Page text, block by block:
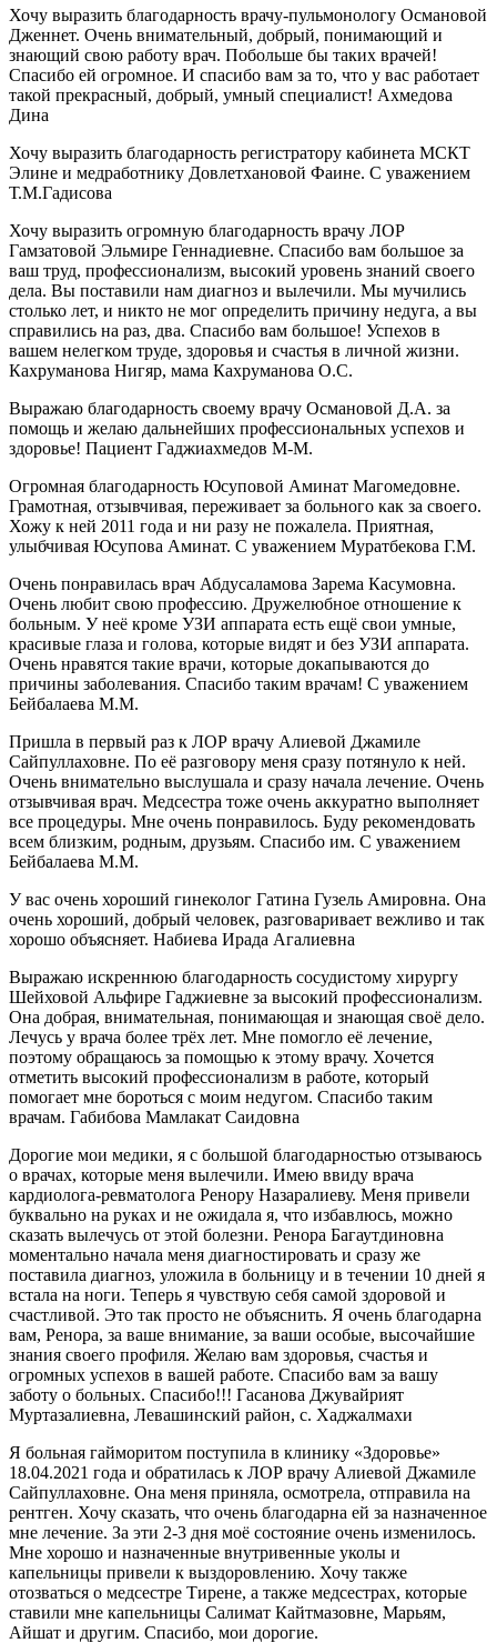
Хочу выразить благодарность врачу-пульмонологу Османовой
Дженнет. Очень внимательный, добрый, понимающий и
знающий свою работу врач. Побольше бы таких врачей!
Спасибо ей огромное. И спасибо вам за то, что у вас работает
такой прекрасный, добрый, умный специалист! Ахмедова
Дина
Хочу выразить благодарность регистратору кабинета МСКТ
Элине и медработнику Довлетхановой Фаине. С уважением
Т.М.Гадисова
Хочу выразить огромную благодарность врачу ЛОР
Гамзатовой Эльмире Геннадиевне. Спасибо вам большое за
ваш труд, профессионализм, высокий уровень знаний своего
дела. Вы поставили нам диагноз и вылечили. Мы мучились
столько лет, и никто не мог определить причину недуга, а вы
справились на раз, два. Спасибо вам большое! Успехов в
вашем нелегком труде, здоровья и счастья в личной жизни.
Кахруманова Нигяр, мама Кахруманова О.С.
Выражаю благодарность своему врачу Османовой Д.А. за
помощь и желаю дальнейших профессиональных успехов и
здоровье! Пациент Гаджиахмедов М-М.
Огромная благодарность Юсуповой Аминат Магомедовне.
Грамотная, отзывчивая, переживает за больного как за своего.
Хожу к ней 2011 года и ни разу не пожалела. Приятная,
улыбчивая Юсупова Аминат. С уважением Муратбекова Г.М.
Очень понравилась врач Абдусаламова Зарема Касумовна.
Очень любит свою профессию. Дружелюбное отношение к
больным. У неё кроме УЗИ аппарата есть ещё свои умные,
красивые глаза и голова, которые видят и без УЗИ аппарата.
Очень нравятся такие врачи, которые докапываются до
причины заболевания. Спасибо таким врачам! С уважением
Бейбалаева М.М.
Пришла в первый раз к ЛОР врачу Алиевой Джамиле
Сайпуллаховне. По её разговору меня сразу потянуло к ней.
Очень внимательно выслушала и сразу начала лечение. Очень
отзывчивая врач. Медсестра тоже очень аккуратно выполняет
все процедуры. Мне очень понравилось. Буду рекомендовать
всем близким, родным, друзьям. Спасибо им. С уважением
Бейбалаева М.М.
У вас очень хороший гинеколог Гатина Гузель Амировна. Она
очень хороший, добрый человек, разговаривает вежливо и так
хорошо объясняет. Набиева Ирада Агалиевна
Выражаю искреннюю благодарность сосудистому хирургу
Шейховой Альфире Гаджиевне за высокий профессионализм.
Она добрая, внимательная, понимающая и знающая своё дело.
Лечусь у врача более трёх лет. Мне помогло её лечение,
поэтому обращаюсь за помощью к этому врачу. Хочется
отметить высокий профессионализм в работе, который
помогает мне бороться с моим недугом. Спасибо таким
врачам. Габибова Мамлакат Саидовна
Дорогие мои медики, я с большой благодарностью отзываюсь
о врачах, которые меня вылечили. Имею ввиду врача
кардиолога-ревматолога Ренору Назаралиеву. Меня привели
буквально на руках и не ожидала я, что избавлюсь, можно
сказать вылечусь от этой болезни. Ренора Багаутдиновна
моментально начала меня диагностировать и сразу же
поставила диагноз, уложила в больницу и в течении 10 дней я
встала на ноги. Теперь я чувствую себя самой здоровой и
счастливой. Это так просто не объяснить. Я очень благодарна
вам, Ренора, за ваше внимание, за ваши особые, высочайшие
знания своего профиля. Желаю вам здоровья, счастья и
огромных успехов в вашей работе. Спасибо вам за вашу
заботу о больных. Спасибо!!! Гасанова Джувайрият
Муртазалиевна, Левашинский район, с. Хаджалмахи
Я больная гайморитом поступила в клинику «Здоровье»
18.04.2021 года и обратилась к ЛОР врачу Алиевой Джамиле
Сайпуллаховне. Она меня приняла, осмотрела, отправила на
рентген. Хочу сказать, что очень благодарна ей за назначенное
мне лечение. За эти 2-3 дня моё состояние очень изменилось.
Мне хорошо и назначенные внутривенные уколы и
капельницы привели к выздоровлению. Хочу также
отозваться о медсестре Тирене, а также медсестрах, которые
ставили мне капельницы Салимат Кайтмазовне, Марьям,
Айшат и другим. Спасибо, мои дорогие.